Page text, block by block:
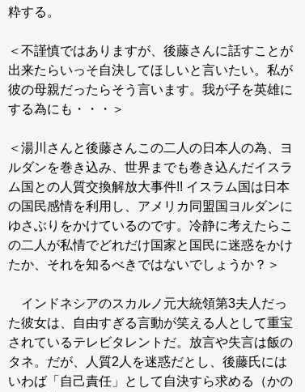
粋する。
＜不謹慎ではありますが、後藤さんに話すことが
出来たらいっそ自決してほしいと言いたい。私が
彼の母親だったらそう言います。我が子を英雄に
する為にも・・・＞
＜湯川さんと後藤さんこの二人の日本人の為、ヨ
ルダンを巻き込み、世界までも巻き込んだイスラ
ム国との人質交換解放大事件!! イスラム国は日本
の国民感情を利用し、アメリカ同盟国ヨルダンに
ゆさぶりをかけているのです。冷静に考えたらこ
の二人が私情でどれだけ国家と国民に迷惑をかけ
たか、それを知るべきではないでしょうか？＞
インドネシアのスカルノ元大統領第3夫人だっ
た彼女は、自由すぎる言動が笑える人として重宝
されているテレビタレントだ。放言や失言は飯の
タネ。だが、人質2人を迷惑だとし、後藤氏には
いわば「自己責任」として自決すら求める（かの